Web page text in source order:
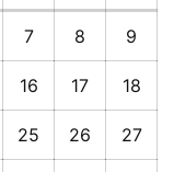
7 8 9
16 17 18
25 26 27